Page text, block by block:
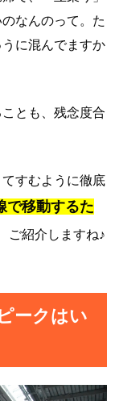
なんのって。た
に混んでますか
とも、残念度合
すむように徹底
で移動するた
ご紹介しますね♪
ークはい